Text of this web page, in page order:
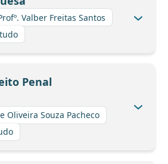
Valber Freitas Santos
Penal
Oliveira Souza Pacheco